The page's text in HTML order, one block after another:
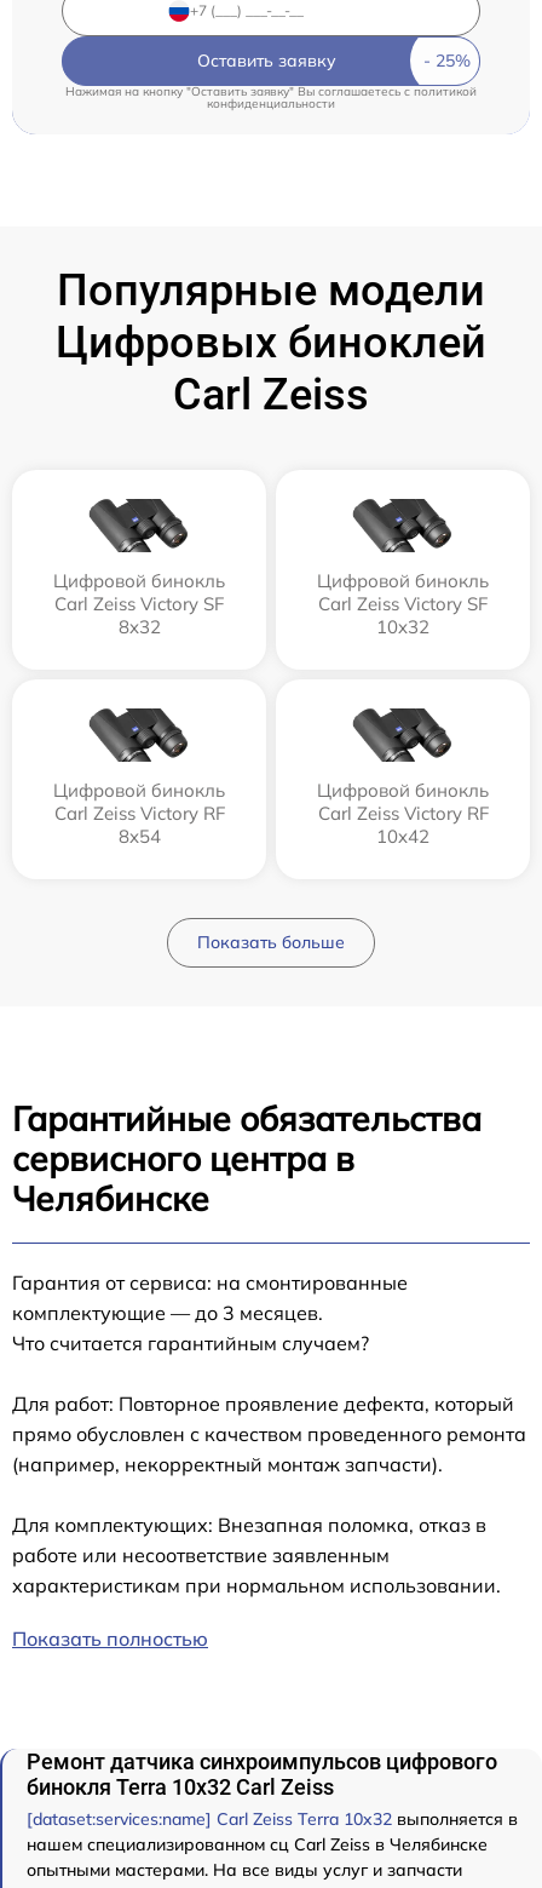
Оставить заявку
Нажимая на кнопку "Оставить заявку" Вы соглашаетесь cполитикой
конфиденциальности
Популярные модели
Цифровых биноклей
Carl Zeiss
Цифровой бинокль
Carl Zeiss Victory SF
8x32
Цифровой бинокль
Carl Zeiss Victory SF
10x32
Цифровой бинокль
Carl Zeiss Victory RF
8x54
Цифровой бинокль
Carl Zeiss Victory RF
10x42
Показать больше
Гарантийные обязательства
сервисного центра в
Челябинске
Гарантия от сервиса: на смонтированные
комплектующие — до 3 месяцев.
Что считается гарантийным случаем?
Для работ: Повторное проявление дефекта, который
прямо обусловлен с качеством проведенного ремонта
(например, некорректный монтаж запчасти).
Для комплектующих: Внезапная поломка, отказ в
работе или несоответствие заявленным
характеристикам при нормальном использовании.
Показать полностью
Ремонт датчика синхроимпульсов цифрового
бинокля Terra 10x32 Carl Zeiss
[dataset:services:name] Carl Zeiss Terra 10x32 выполняется в
нашем специализированном сц Carl Zeiss в Челябинске
опытными мастерами. На все виды услуг и запчасти